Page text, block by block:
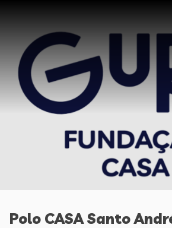
Polo CASA Santo